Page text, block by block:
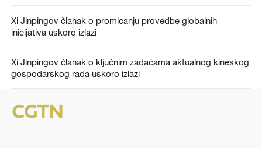
Xi Jinpingov članak o promicanju provedbe globalnih
inicijativa uskoro izlazi
Xi Jinpingov članak o ključnim zadaćama aktualnog kineskog
gospodarskog rada uskoro izlazi